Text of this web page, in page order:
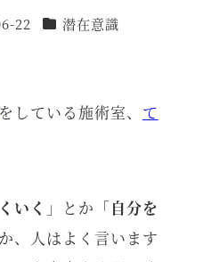
22 カテゴリー
潜在意識
をしている施術室、 て
いく 」とか「自分を
、人はよく言います